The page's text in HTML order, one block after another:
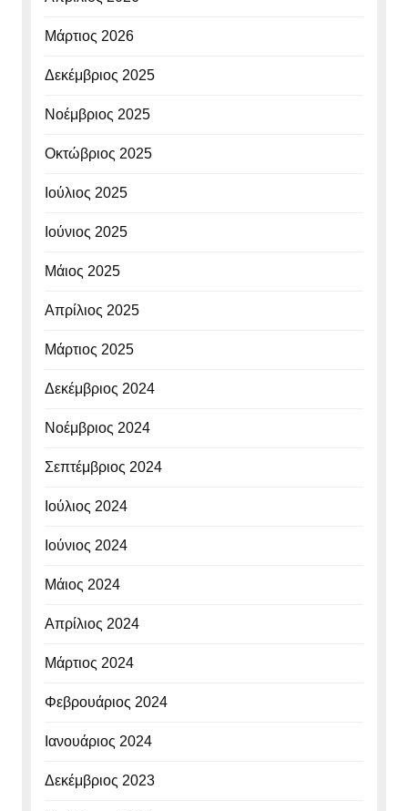
Μάρτιος 2026
Δεκέμβριος 2025
Νοέμβριος 2025
Οκτώβριος 2025
Ιούλιος 2025
Ιούνιος 2025
Μάιος 2025
Απρίλιος 2025
Μάρτιος 2025
Δεκέμβριος 2024
Νοέμβριος 2024
Σεπτέμβριος 2024
Ιούλιος 2024
Ιούνιος 2024
Μάιος 2024
Απρίλιος 2024
Μάρτιος 2024
Φεβρουάριος 2024
Ιανουάριος 2024
Δεκέμβριος 2023